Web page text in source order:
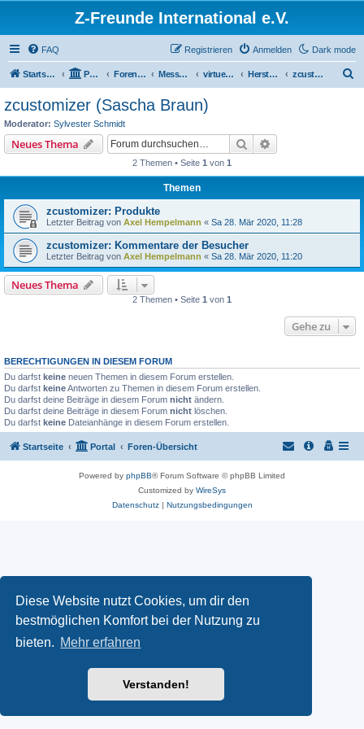
Diese Website nutzt Cookies, um dir den
bestmöglichen Komfort bei der Nutzung zu
bieten. Mehr erfahren
Verstanden!
Z-Freunde International e.V.
Dark mode
FAQ Anmelden
Registrieren
Startseite Portal Foren-Übersicht Messen / Ausstellungen / Events virtuelles Z-Weekend 2020 Hersteller und Händler zcustomizer (Sascha Braun)
zcustomizer (Sascha Braun)
Moderator: Sylvester Schmidt
Neues Thema Suche
2 Themen • Seite 1 von 1
Themen
zcustomizer: Produkte
Letzter Beitrag von Axel Hempelmann « Sa 28. Mär 2020, 11:28
zcustomizer: Kommentare der Besucher
Letzter Beitrag von Axel Hempelmann « Sa 28. Mär 2020, 11:20
Neues Thema
2 Themen • Seite 1 von 1
Gehe zu
BERECHTIGUNGEN IN DIESEM FORUM
Du darfst keine neuen Themen in diesem Forum erstellen.
Du darfst keineAntworten zu Themen in diesem Forum erstellen.
Du darfst deine Beiträge in diesem Forum nicht ändern.
Du darfst deine Beiträge in diesem Forum nicht löschen.
Du darfst keine Dateianhänge in diesem Forum erstellen.
Startseite Portal Foren-Übersicht
Powered by phpBB® Forum Software © phpBB Limited
Customized by WireSys
Datenschutz| Nutzungsbedingungen